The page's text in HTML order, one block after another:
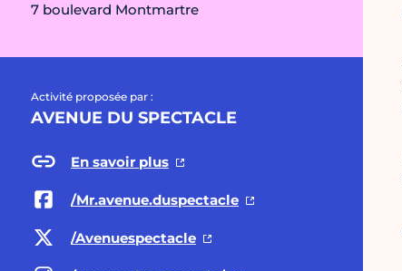
7 boulevard Montmartre
Activité proposée par :
AVENUE DU SPECTACLE
En savoir plus
/Mr.avenue.duspectacle
/Avenuespectacle